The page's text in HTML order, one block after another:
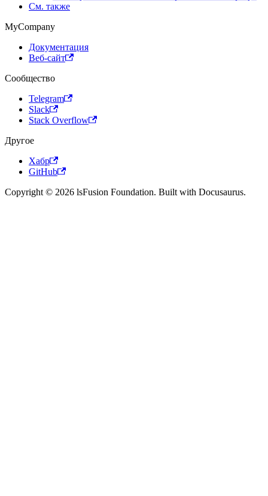
См. также
MyCompany
Документация
Веб-сайт
Сообщество
Telegram
Slack
Stack Overflow
Другое
Хабр
GitHub
Copyright © 2026 lsFusion Foundation. Built with Docusaurus.